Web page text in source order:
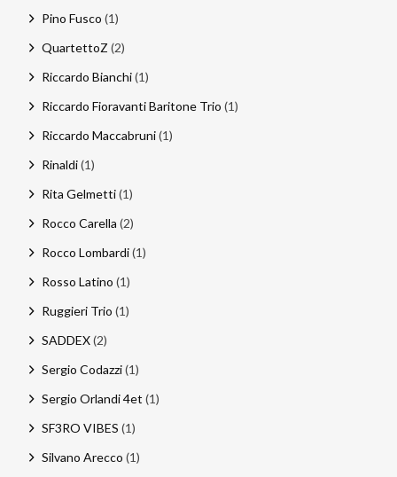
Pino Fusco (1)
QuartettoZ (2)
Riccardo Bianchi(1)
Riccardo Fioravanti Baritone Trio (1)
Riccardo Maccabruni(1)
Rinaldi(1)
Rita Gelmetti(1)
Rocco Carella (2)
Rocco Lombardi(1)
Rosso Latino (1)
Ruggieri Trio (1)
SADDEX(2)
Sergio Codazzi(1)
Sergio Orlandi 4et (1)
SF3RO VIBES (1)
Silvano Arecco (1)